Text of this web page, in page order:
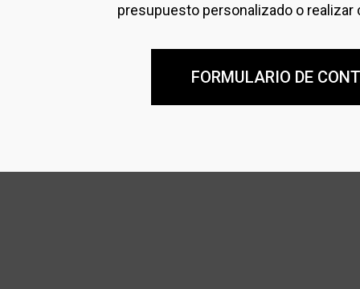
presupuesto personalizado o realizar
FORMULARIO DE